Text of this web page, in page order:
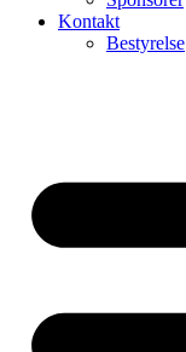
Kontakt
Bestyrelse